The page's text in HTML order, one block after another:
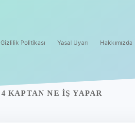
Gizlilik Politikası Yasal Uyarı Hakkımızda
4 KAPTAN NE İŞ YAPAR